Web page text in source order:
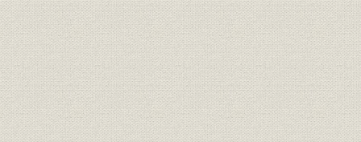
財務・業績
三井物産会社資本金額確定ニ付
三井組大元方宛通知状
明治一三
経営;規則
大元方規程改正ニ付相談心得覚
書
明治一〇
経営;規則 盟約書之内改正箇条書 明治一一年